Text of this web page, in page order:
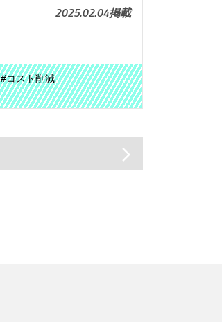
2025.02.04掲載
#コスト削減
arrow_forward_ios